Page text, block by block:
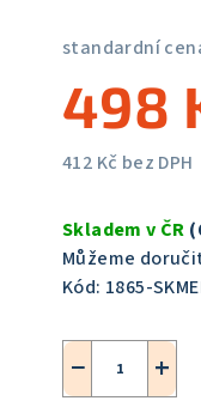
z
hvězdiček.
standardní
498
412 Kč bez DPH
cena:
Skladem v ČR
Můžeme
Kód: 1865-
+
−